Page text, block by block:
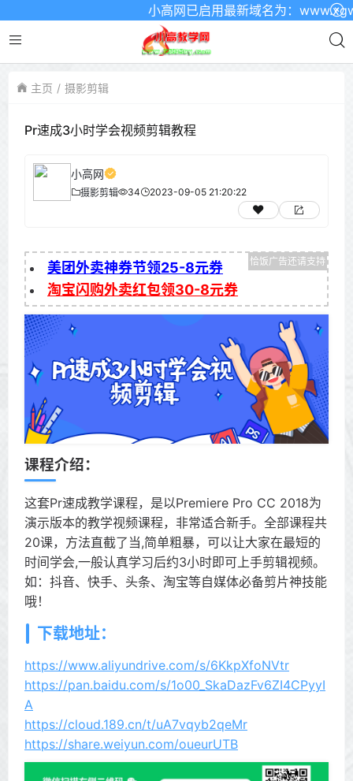
小高网已启用最新域名为：
主页 摄影剪辑
Pr速成3小时学会视频剪辑教程
小高网
摄影剪辑 34 2023-09-05 21:20:22
美团外卖神券节领25-8元券
淘宝闪购外卖红包领30-8元券
课程介绍：
这套Pr速成教学课程，是以Premiere Pro CC 2018为
演示版本的教学视频课程，非常适合新手。全部课程共
20课，方法直截了当,简单粗暴，可以让大家在最短的
时间学会,一般认真学习后约3小时即可上手剪辑视频。
如：抖音、快手、头条、淘宝等自媒体必备剪片神技能
哦！
下载地址：
https://www.aliyundrive.com/s/6KkpXfoNVtr
https://pan.baidu.com/s/1o00_SkaDazFv6ZI4CPyyI
A
https://cloud.189.cn/t/uA7vqyb2qeMr
https://share.weiyun.com/oueurUTB